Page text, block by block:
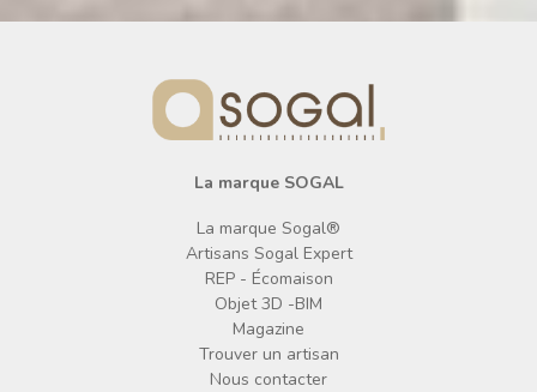
La marque SOGAL
La marque Sogal®
Artisans Sogal Expert
REP - Écomaison
Objet 3D -BIM
Magazine
Trouver un artisan
Nous contacter